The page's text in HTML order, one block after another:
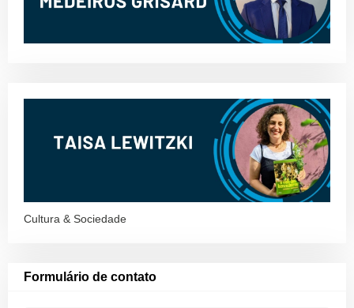
Cultura & Sociedade
Formulário de contato